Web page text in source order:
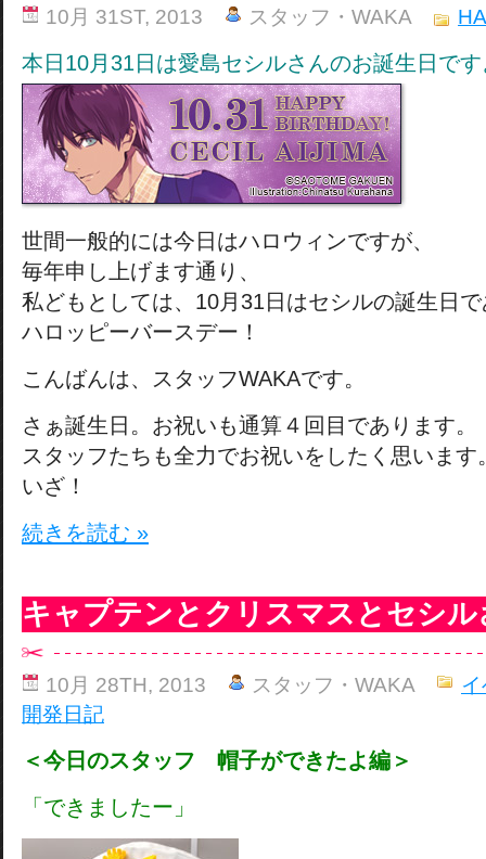
10月 31ST, 2013 スタッフ・WAKA
本日10月31日は愛島セシルさんのお誕生日で
世間一般的には今日はハロウィンですが、
毎年申し上げます通り、
私どもとしては、10月31日はセシルの誕生日
ハロッピーバースデー！
こんばんは、スタッフWAKAです。
さぁ誕生日。お祝いも通算４回目であります。
スタッフたちも全力でお祝いをしたく思います
いざ！
続きを読む »
キャプテンとクリスマスとセシル
10月 28TH, 2013 スタッフ・WAKA
開発日記
＜今日のスタッフ 帽子ができたよ編＞
「できましたー」